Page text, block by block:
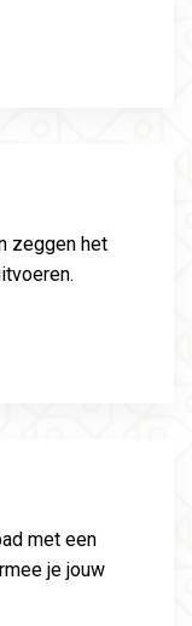
zeggen het
met een
je jouw